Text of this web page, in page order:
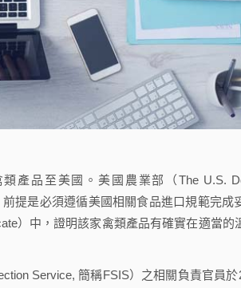
品至美國。美國農業部（The U.S.
提是必須遵循美國相關食品進口規範完成
）中，證明該家禽類產品有確實在適當的
Service, 簡稱FSIS）之相關負責官員於